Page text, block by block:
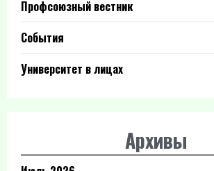
Профсоюзный вестник
События
Университет в лицах
Архивы